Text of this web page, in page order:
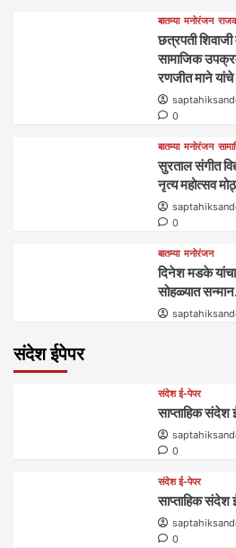
बातम्या मनोरंजन
छत्रपती
सामाजिक
रणजीत माने यांचे
0
बातम्या मनोरंजन
सुरताल संगीत
नृत्य महोत्सव
0
बातम्या मनोरंजन
दिनेश मडके यांचा
सोहळ्यात
संदेश ईपेपर
संदेश ई-पेपर
साप्ताहिक
0
संदेश ई-पेपर
साप्ताहिक
0